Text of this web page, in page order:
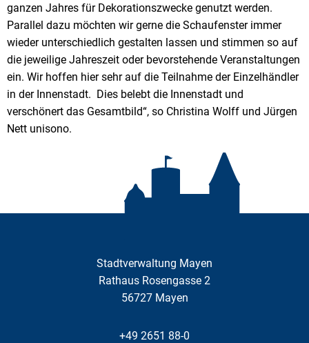
ganzen Jahres für Dekorationszwecke genutzt werden.
Parallel dazu möchten wir gerne die Schaufenster immer
wieder unterschiedlich gestalten lassen und stimmen so auf
die jeweilige Jahreszeit oder bevorstehende Veranstaltungen
ein. Wir hoffen hier sehr auf die Teilnahme der Einzelhändler
in der Innenstadt. Dies belebt die Innenstadt und
verschönert das Gesamtbild“, so Christina Wolff und Jürgen
Nett unisono.
Stadtverwaltung Mayen
Rathaus Rosengasse 2
56727 Mayen
+49 2651 88-0